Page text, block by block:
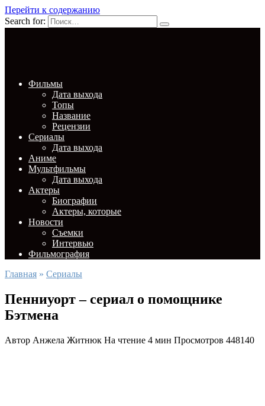
Перейти к содержанию
Search for:
Фильмы
Дата выхода
Топы
Название
Рецензии
Сериалы
Дата выхода
Аниме
Мультфильмы
Дата выхода
Актеры
Биографии
Актеры, которые
Новости
Съемки
Интервью
Фильмография
Главная » Сериалы
Пенниуорт – сериал о помощнике
Бэтмена
Автор Анжела Житнюк На чтение 4 мин Просмотров 448140